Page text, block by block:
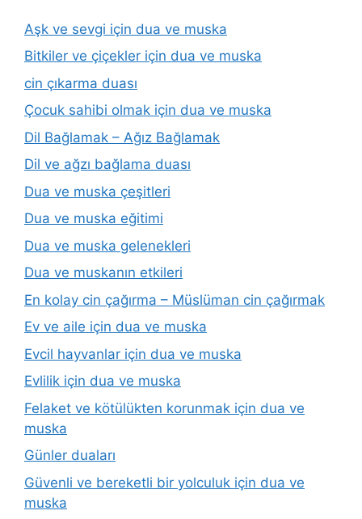
Aşk ve sevgi için dua ve muska
Bitkiler ve çiçekler için dua ve muska
cin çıkarma duası
Çocuk sahibi olmak için dua ve muska
Dil Bağlamak – Ağız Bağlamak
Dil ve ağzı bağlama duası
Dua ve muska çeşitleri
Dua ve muska eğitimi
Dua ve muska gelenekleri
Dua ve muskanın etkileri
En kolay cin çağırma – Müslüman cin çağırmak
Ev ve aile için dua ve muska
Evcil hayvanlar için dua ve muska
Evlilik için dua ve muska
Felaket ve kötülükten korunmak için dua ve
muska
Günler duaları
Güvenli ve bereketli bir yolculuk için dua ve
muska